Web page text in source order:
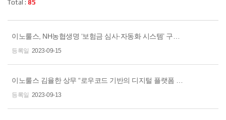
Total : 85
2023-09-15
2023-09-13